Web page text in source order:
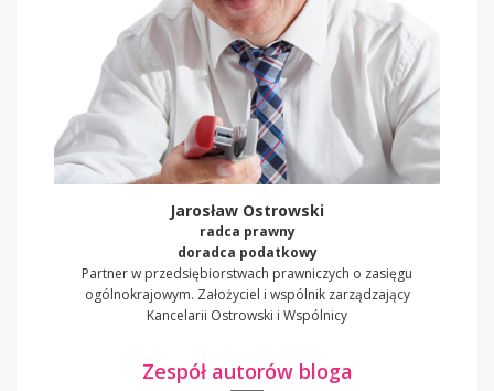
Jarosław Ostrowski
radca prawny
doradca podatkowy
Partner w przedsiębiorstwach prawniczych o zasięgu
ogólnokrajowym. Założyciel i wspólnik zarządzający
Kancelarii Ostrowski i Wspólnicy
Zespół autorów bloga